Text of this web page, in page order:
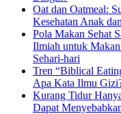
Oat dan Oatmeal:
Kesehatan Anak
Pola Makan Sehat
Ilmiah untuk
Sehari-hari
Tren “Biblical
Apa Kata Ilmu
Kurang Tidur
Dapat